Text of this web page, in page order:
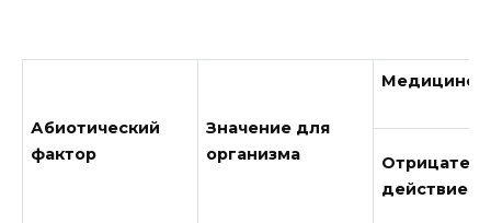
Абиотический
фактор
Значение для
организма
действие